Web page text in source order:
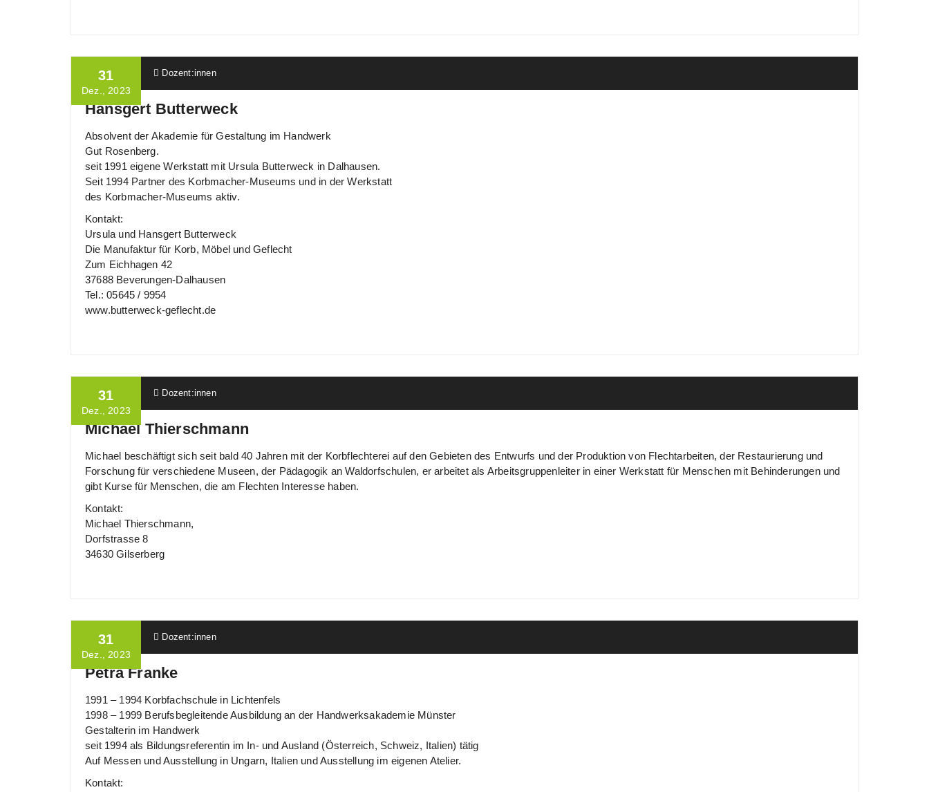
31
Dez., 2023
Ulrich Wille Dozent:innen
Hansgert Butterweck
Absolvent der Akademie für Gestaltung im Handwerk
Gut Rosenberg.
seit 1991 eigene Werkstatt mit Ursula Butterweck in Dalhausen.
Seit 1994 Partner des Korbmacher-Museums und in der Werkstatt
des Korbmacher-Museums aktiv.
Kontakt:
Ursula und Hansgert Butterweck
Die Manufaktur für Korb, Möbel und Geflecht
Zum Eichhagen 42
37688 Beverungen-Dalhausen
Tel.: 05645 / 9954
www.butterweck-geflecht.de
31
Dez., 2023
Ulrich Wille Dozent:innen
Michael Thierschmann
Michael beschäftigt sich seit bald 40 Jahren mit der Korbflechterei auf den Gebieten des Entwurfs und der Produktion von Flechtarbeiten, der Restaurierung und
Forschung für verschiedene Museen, der Pädagogik an Waldorfschulen, er arbeitet als Arbeitsgruppenleiter in einer Werkstatt für Menschen mit Behinderungen und
gibt Kurse für Menschen, die am Flechten Interesse haben.
Kontakt:
Michael Thierschmann,
Dorfstrasse 8
34630 Gilserberg
31
Dez., 2023
Ulrich Wille Dozent:innen
Petra Franke
1991 – 1994 Korbfachschule in Lichtenfels
1998 – 1999 Berufsbegleitende Ausbildung an der Handwerksakademie Münster
Gestalterin im Handwerk
seit 1994 als Bildungsreferentin im In- und Ausland (Österreich, Schweiz, Italien) tätig
Auf Messen und Ausstellung in Ungarn, Italien und Ausstellung im eigenen Atelier.
Kontakt: